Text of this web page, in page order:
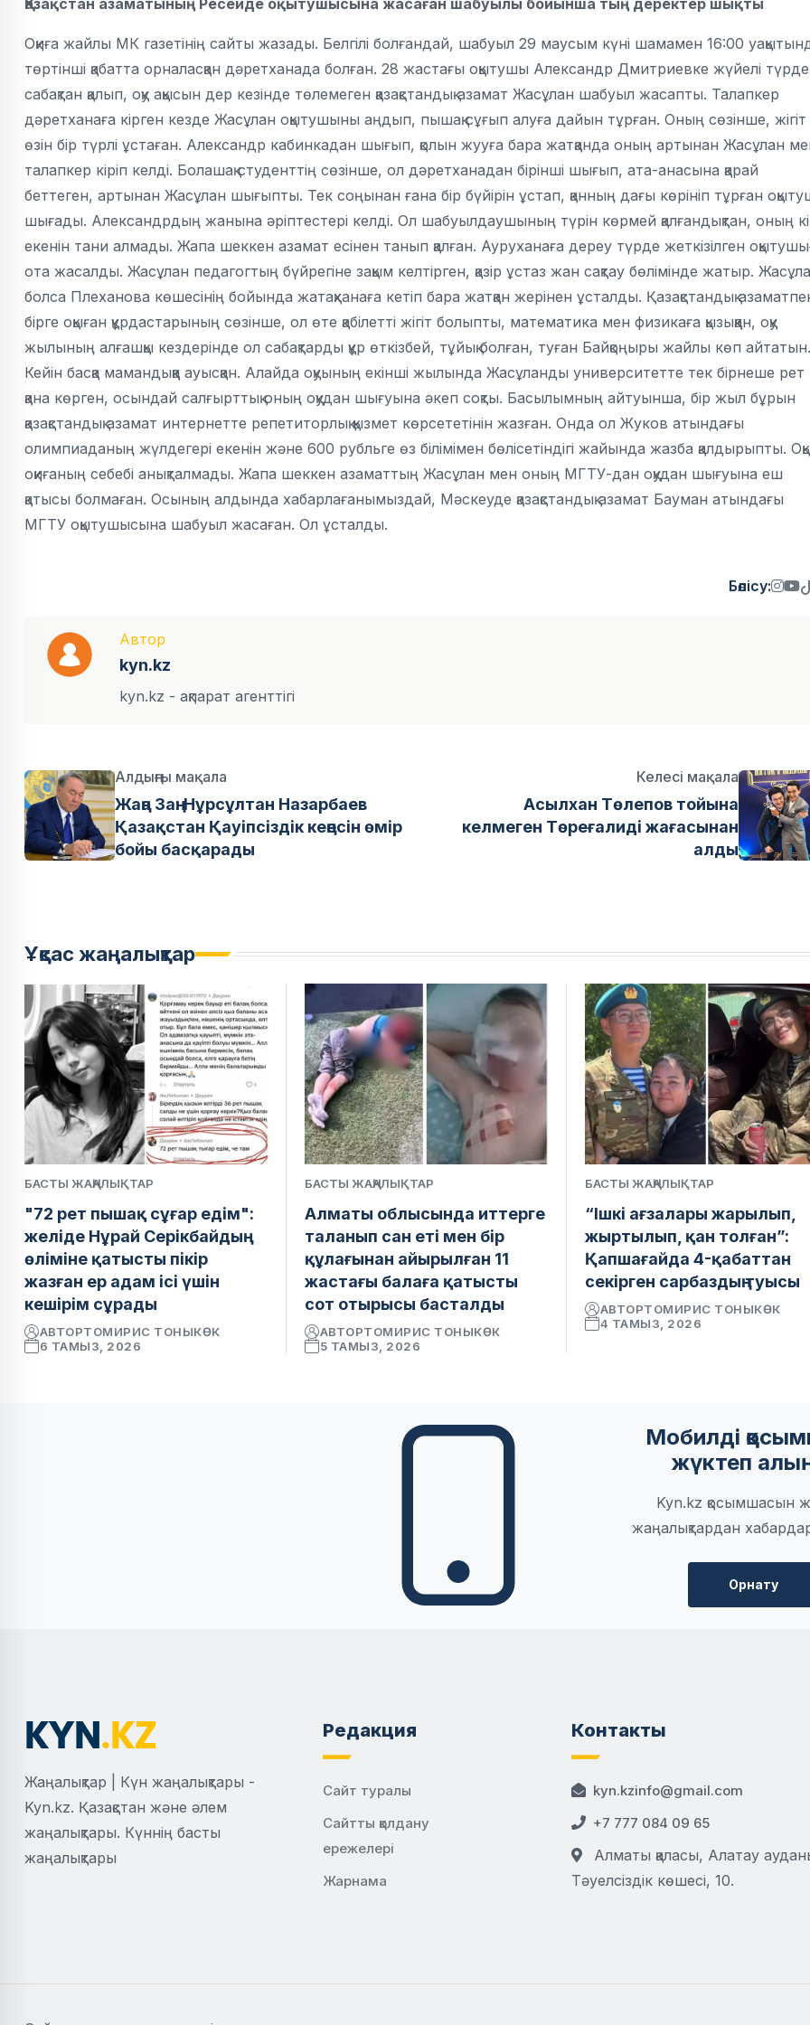
Қазақстан азаматының Ресейде оқытушысына жасаған шабуылы бойынша тың деректер шықты
Оқиға жайлы МК газетінің сайты жазады. Белгілі болғандай, шабуыл 29 маусым күні шамамен 16:00
төртінші қабатта орналасқан дәретханада болған. 28 жастағы оқытушы Александр Дмитриевке жүйелі түрде
сабақтан қалып, оқу ақысын дер кезінде төлемеген қазақстандық азамат Жасұлан шабуыл жасапты. Талапкер
дәретханаға кірген кезде Жасұлан оқытушыны аңдып, пышақ сұғып алуға дайын тұрған. Оның сөзінше, жігіт
өзін бір түрлі ұстаған. Александр кабинкадан шығып, қолын жууға бара жатқанда оның артынан Жасұлан
талапкер кіріп келді. Болашақ студенттің сөзінше, ол дәретханадан бірінші шығып, ата-анасына қарай
беттеген, артынан Жасұлан шығыпты. Тек соңынан ғана бір бүйірін ұстап, қанның дағы көрініп тұрған
шығады. Александрдың жанына әріптестері келді. Ол шабуылдаушының түрін көрмей қалғандықтан, оның
екенін тани алмады. Жапа шеккен азамат есінен танып қалған. Ауруханаға дереу түрде жеткізілген
ота жасалды. Жасұлан педагогтың бүйрегіне зақым келтірген, қазір ұстаз жан сақтау бөлімінде жатыр.
болса Плеханова көшесінің бойында жатақханаға кетіп бара жатқан жерінен ұсталды. Қазақстандық
бірге оқыған құрдастарының сөзінше, ол өте қабілетті жігіт болыпты, математика мен физикаға қызыққан, оқу
жылының алғашқы кездерінде ол сабақтарды құр өткізбей, тұйық болған, туған Байқоңыры жайлы көп айтатын.
Кейін басқа мамандыққа ауысқан. Алайда оқуының екінші жылында Жасұланды университетте тек бірнеше рет
қана көрген, осындай салғырттық оның оқудан шығуына әкеп соқты. Басылымның айтуынша, бір жыл бұрын
қазақстандық азамат интернетте репетиторлық қызмет көрсететінін жазған. Онда ол Жуков атындағы
олимпиаданың жүлдегері екенін және 600 рубльге өз білімімен бөлісетіндігі жайында жазба қалдырыпты.
оқиғаның себебі анықталмады. Жапа шеккен азаматтың Жасұлан мен оның МГТУ-дан оқудан шығуына еш
қатысы болмаған. Осының алдында хабарлағанымыздай, Мәскеуде қазақстандық азамат Бауман атындағы
МГТУ оқытушысына шабуыл жасаған. Ол ұсталды.
Бөлісу:
Автор
kyn.kz
kyn.kz - ақпарат агенттігі
Алдыңғы мақала
Жаңа Заң: Нұрсұлтан Назарбаев
Қазақстан Қауіпсіздік кеңесін өмір
бойы басқарады
Келесі мақала
Асылхан Төлепов тойына
келмеген Төреғалиді жағасынан
алды
Ұқсас жаңалықтар
БАСТЫ ЖАҢАЛЫҚТАР
"72 рет пышақ сұғар едім":
желіде Нұрай Серікбайдың
өліміне қатысты пікір
жазған ер адам ісі үшін
кешірім сұрады
АВТОРТОМИРИС ТОНЫКӨК
6 ТАМЫЗ, 2026
БАСТЫ ЖАҢАЛЫҚТАР
Алматы облысында иттерге
таланып сан еті мен бір
құлағынан айырылған 11
жастағы балаға қатысты
сот отырысы басталды
АВТОРТОМИРИС ТОНЫКӨК
5 ТАМЫЗ, 2026
БАСТЫ ЖАҢАЛЫҚТАР
“Ішкі ағзалары жарылып,
жыртылып, қан толған”:
Қапшағайда 4-қабаттан
секірген сарбаздың туысы
АВТОРТОМИРИС ТОНЫКӨК
4 ТАМЫЗ, 2026
Мобилді
жүктеп
Kyn.kz қосымшасын
жаңалықтардан
Орнату
Жаңалықтар | Күн жаңалықтары -
Kyn.kz. Қазақстан және әлем
жаңалықтары. Күннің басты
жаңалықтары
Редакция
Сайт туралы
Сайтты қолдану
ережелері
Жарнама
Контакты
kyn.kzinfo@gmail.com
+7 777 084 09 65
Алматы қаласы, Алатау
Тәуелсіздік көшесі, 10.